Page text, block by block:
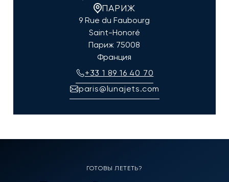
ПАРИЖ
9 Rue du Faubourg
Saint-Honoré
Париж 75008
Франция
+33 1 89 16 40 70
paris@lunajets.com
ГОТОВЫ ЛЕТЕТЬ?